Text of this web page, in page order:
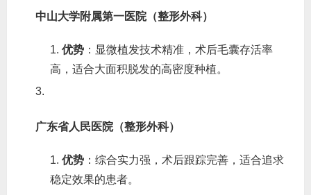
中山大学附属第一医院（整形外科）
优势 ‌：显微植发技术精准，术后毛囊存活率
高，适合大面积脱发的高密度种植。
广东省人民医院（整形外科）
优势 ‌：综合实力强，术后跟踪完善，适合追求
稳定效果的患者。